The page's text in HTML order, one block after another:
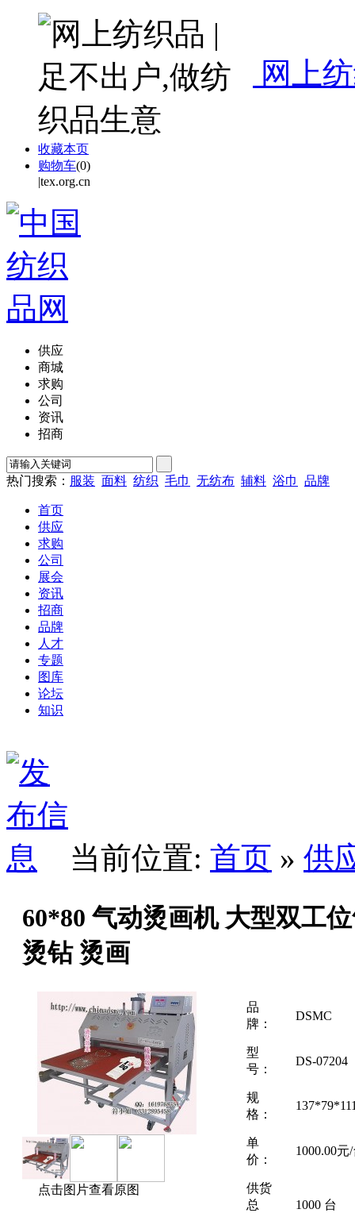
网上
收藏本页
购物车(0)
|tex.org.cn
供应
商城
求购
公司
资讯
招商
热门搜索： 服装 面料 纺织 毛巾 无纺布 辅料 浴巾 品牌
首页
供应
求购
公司
展会
资讯
招商
品牌
人才
专题
图库
论坛
知识
当前位置: 首页 » 供
60*80 气动烫画机 大型双工
烫钻 烫画
点击图片查看原图
品
牌：
DSMC
型
号：
DS-07204
规
格：
单
价：
1000.00元
供货
总
1000 台